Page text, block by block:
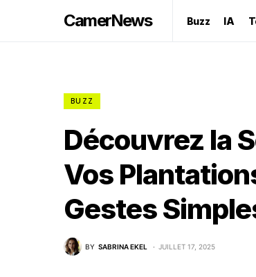
CamerNews Buzz IA
BUZZ
Découvrez la
Vos
Gestes
BY SABRINA EKEL JUILLET 17, 2025